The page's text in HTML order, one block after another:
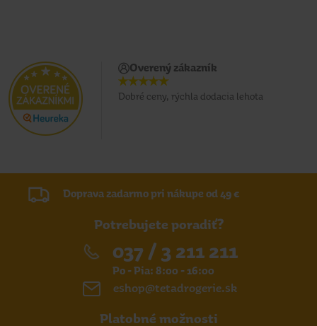
Overený zákazník
Dobré ceny, rýchla dodacia lehota
Doprava zadarmo pri nákupe od 49 €
Potrebujete poradiť?
037 / 3 211 211
Po - Pia: 8:00 - 16:00
eshop@tetadrogerie.sk
Platobné možnosti